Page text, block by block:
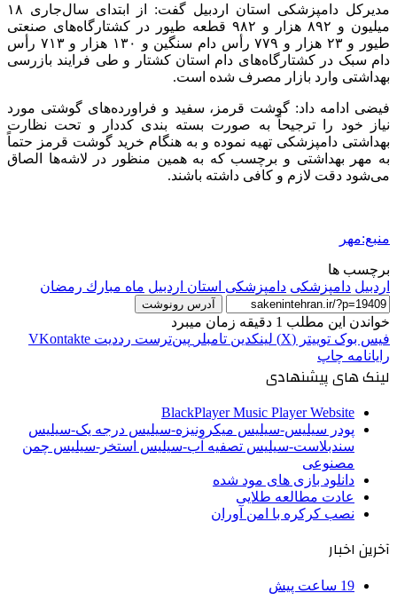
مدیرکل دامپزشکی استان اردبیل گفت: از ابتدای سال‌جاری ۱۸
میلیون و ۸۹۲ هزار و ۹۸۲ قطعه طیور در کشتارگاه‌های صنعتی
طیور و ۲۳ هزار و ۷۷۹ رأس دام سنگین و ۱۳۰ هزار و ۷۱۳ رأس
دام سبک در کشتارگاه‌های دام استان کشتار و طی فرایند بازرسی
بهداشتی وارد بازار مصرف شده است.
فیضی ادامه داد: گوشت قرمز، سفید و فراورده‌های گوشتی مورد
نیاز خود را ترجیحاً به صورت بسته بندی کددار
و تحت نظارت
بهداشتی دامپزشکی تهیه نموده و به هنگام خرید گوشت قرمز حتماً
به مهر بهداشتی و برچسب که به همین منظور در لاشه‌ها الصاق
می‌شود دقت لازم و کافی داشته باشند.
منبع:مهر
برچسب ها
اردبیل دامپزشکی دامپزشکی استان اردبیل ماه مبارك رمضان
آدرس رونوشت
خواندن این مطلب 1 دقیقه زمان میبرد
فیس بوک توییتر (X) لینکدین ‫تامبلر ‫پین‌ترست ‫رددیت ‫VKontakte
رایانامه چاپ
لینک های پیشنهادی
BlackPlayer Music Player Website
پودر سیلیس-سیلیس میکرونیزه-سیلیس درجه یک-سیلیس
سندبلاست-سیلیس تصفیه آب-سیلیس استخر-سیلیس چمن
مصنوعی
دانلود بازی های مود شده
عادت مطالعه طلایی
نصب کرکره با امن آوران
آخرین اخبار
19 ساعت پیش